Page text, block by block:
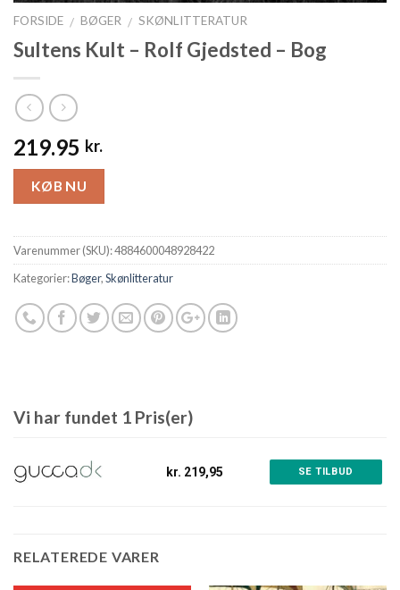
FORSIDE / BØGER / SKØNLITTERATUR
Sultens Kult – Rolf Gjedsted – Bog
219.95 kr.
KØB NU
Varenummer (SKU):4884600048928422
Kategorier:Bøger,Skønlitteratur
Vi har fundet 1 Pris(er)
kr. 219,95 SE TILBUD
RELATEREDE VARER